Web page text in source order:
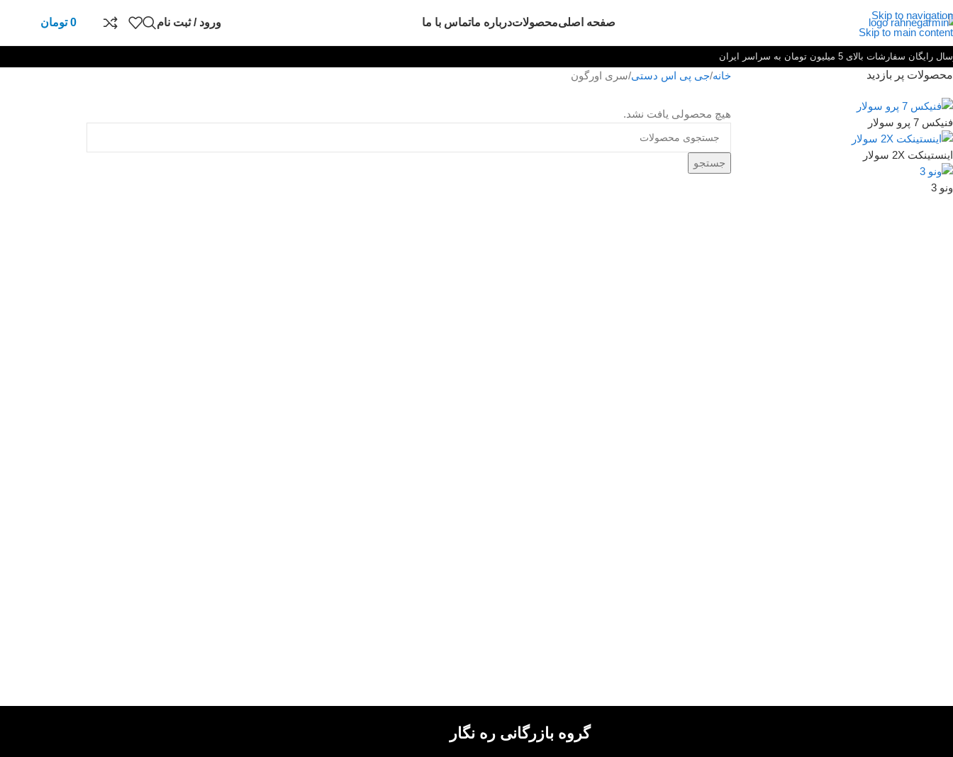
Skip to navigation
Skip to main content
صفحه اصلیمحصولاتدرباره ماتماس با ما ورود / ثبت نام 0 تومان
رایگان سفارشات بالای 5 میلیون تومان به سراسر ایران
محصولات پر بازدید
فنیکس 7 پرو سولار
اینستینکت 2X سولار
ونو 3
خانه جی پی اس دستی سری اورگون
هیچ محصولی یافت نشد.
جستجو
گروه بازرگانی ره نگار